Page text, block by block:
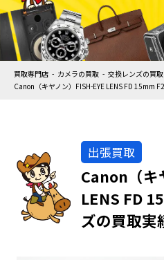
買取専門店 カメラの買取
交換レンズの買取
Canon（キヤノン）FISH-EYE LENS FD 15mm
出張買取
Canon（キ
LENS FD
ズの買取実